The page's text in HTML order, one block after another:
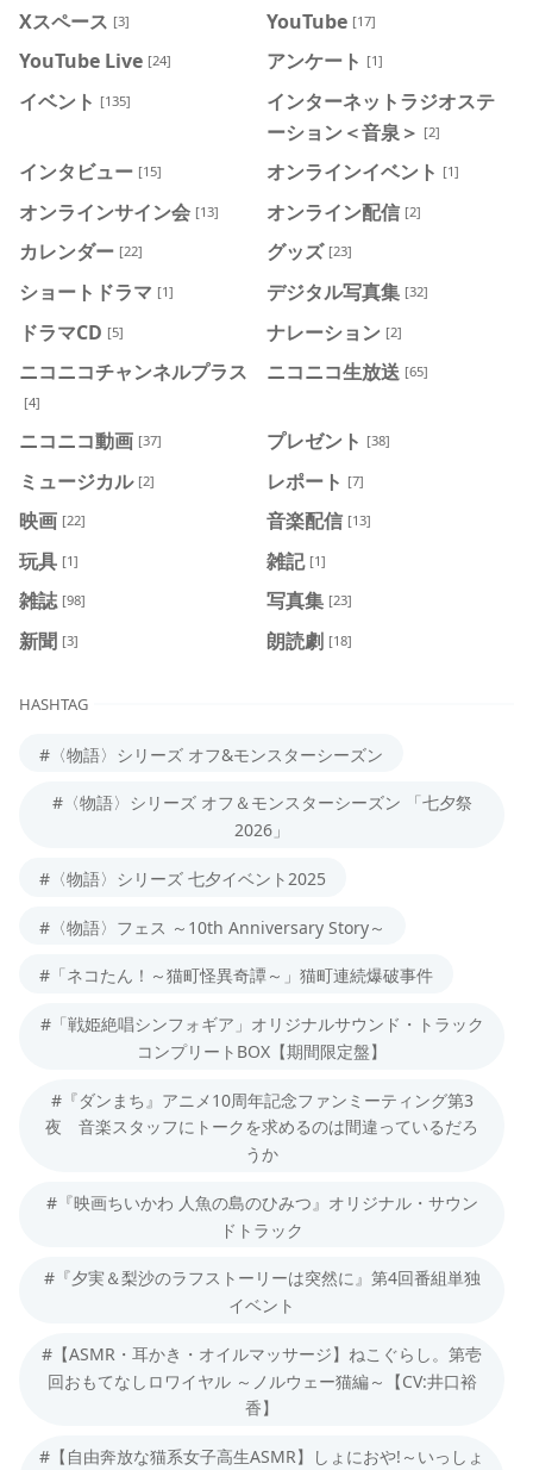
Xスペース [3] YouTube [17]
YouTube Live [24] アンケート [1]
イベント [135]
インターネットラジオステ
ーション＜音泉＞ [2]
インタビュー [15] オンラインイベント [1]
オンラインサイン会 [13] オンライン配信 [2]
カレンダー [22] グッズ [23]
ショートドラマ [1] デジタル写真集 [32]
ドラマCD [5] ナレーション [2]
ニコニコチャンネルプラス
[4]
ニコニコ生放送 [65]
ニコニコ動画 [37] プレゼント [38]
ミュージカル [2] レポート [7]
映画 [22] 音楽配信 [13]
玩具 [1] 雑記 [1]
雑誌 [98] 写真集 [23]
新聞 [3] 朗読劇 [18]
HASHTAG
#〈物語〉シリーズ オフ&モンスターシーズン
#〈物語〉シリーズ オフ＆モンスターシーズン 「七夕祭
2026」
#〈物語〉シリーズ 七夕イベント2025
#〈物語〉フェス ～10th Anniversary Story～
#「ネコたん！～猫町怪異奇譚～」猫町連続爆破事件
#「戦姫絶唱シンフォギア」オリジナルサウンド・トラック
コンプリートBOX【期間限定盤】
#『ダンまち』アニメ10周年記念ファンミーティング第3
夜 音楽スタッフにトークを求めるのは間違っているだろ
うか
#『映画ちいかわ 人魚の島のひみつ』オリジナル・サウン
ドトラック
#『夕実＆梨沙のラフストーリーは突然に』第4回番組単独
イベント
#【ASMR・耳かき・オイルマッサージ】ねこぐらし。第壱
回おもてなしロワイヤル ～ノルウェー猫編～【CV:井口裕
香】
#【自由奔放な猫系女子高生ASMR】しょにおや!～いっしょ